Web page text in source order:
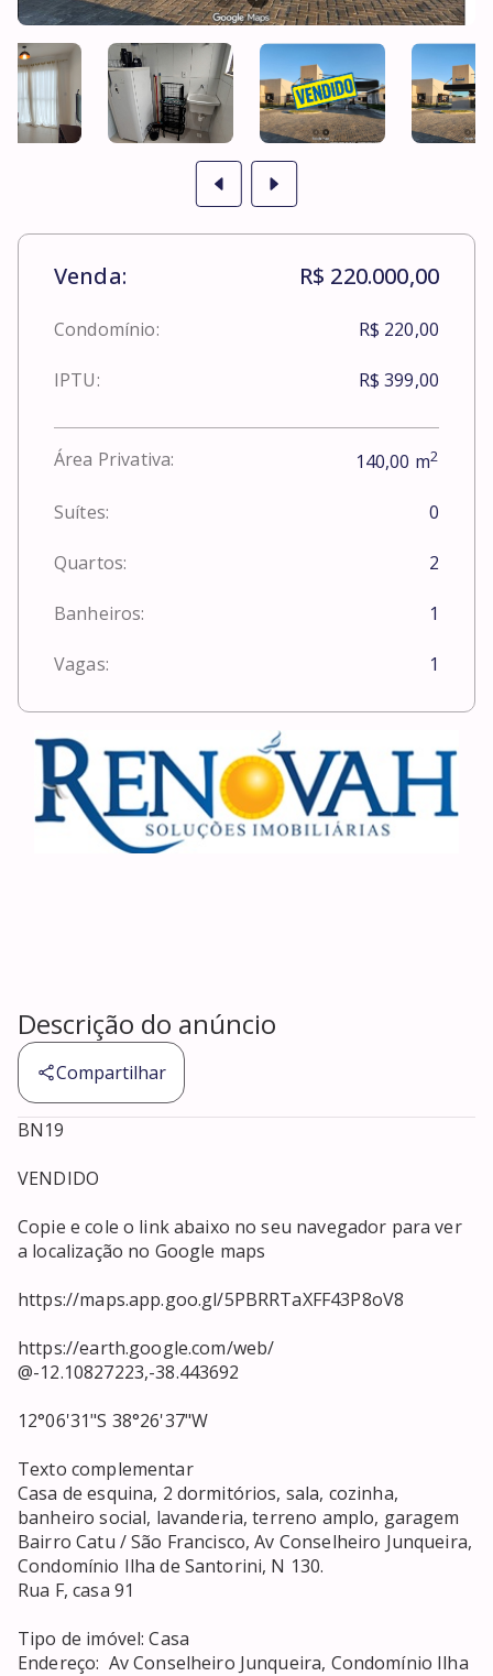
Venda: R$ 220.000,00
Condomínio: R$ 220,00
IPTU: R$ 399,00
Área Privativa: 140,00 m2
Suítes: 0
Quartos: 2
Banheiros: 1
Vagas: 1
Descrição do anúncio
Compartilhar
BN19
VENDIDO
Copie e cole o link abaixo no seu navegador para ver
a localização no Google maps
https://maps.app.goo.gl/5PBRRTaXFF43P8oV8
https://earth.google.com/web/
@-12.10827223,-38.443692
12°06'31"S 38°26'37"W
Texto complementar
Casa de esquina, 2 dormitórios, sala, cozinha,
banheiro social, lavanderia, terreno amplo, garagem
Bairro Catu / São Francisco, Av Conselheiro Junqueira,
Condomínio Ilha de Santorini, N 130.
Rua F, casa 91
Tipo de imóvel: Casa
Endereço:  Av Conselheiro Junqueira, Condomínio Ilha